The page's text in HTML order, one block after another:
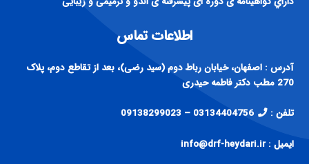
اطلاعات تماس
آدرس : اصفهان، خیابان رباط دوم (سید رضی)، بعد از تقاطع دوم، پلاک
تلفن : 03134404756 – 09138299023
ایمیل : info@drf-heydari.ir